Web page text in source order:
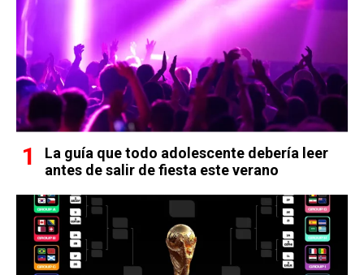
La guía que todo adolescente debería leer
antes de salir de fiesta este verano